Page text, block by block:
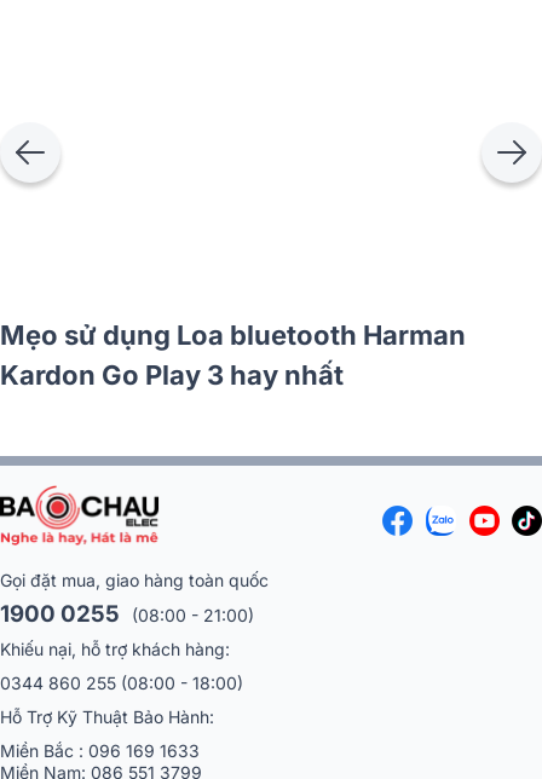
So sánh loa JBL Boombox 4 vs Harman
Kardon Go Play 3
Gọi đặt mua, giao hàng toàn quốc
1900 0255
(08:00 - 21:00)
Khiếu nại, hỗ trợ khách hàng:
0344 860 255 (08:00 - 18:00)
Hỗ Trợ Kỹ Thuật Bảo Hành:
Miền Bắc : 096 169 1633
Miền Nam: 086 551 3799